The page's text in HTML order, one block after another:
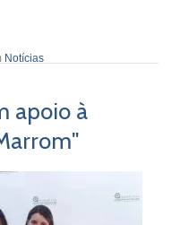
Notícias
apoio à